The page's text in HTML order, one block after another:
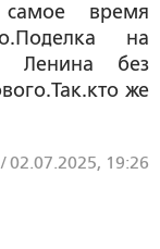
время
на
Ленина без
же
/02.07.2025, 19:26